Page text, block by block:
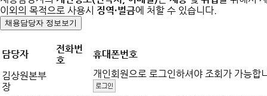
이외의 목적으로 사용시 징역·벌금에 처할 수 있습니다.
채용담당자 정보보기
담당자
전화번
호
휴대폰번호
김상원본부
장
개인회원으로 로그인하셔야 조회가 가능합